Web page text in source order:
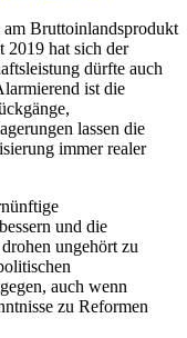
am Bruttoinlandsprodukt
2019 hat sich der
dürfte auch
ist die
lassen die
immer realer
und die
ungehört zu
auch wenn
zu Reformen